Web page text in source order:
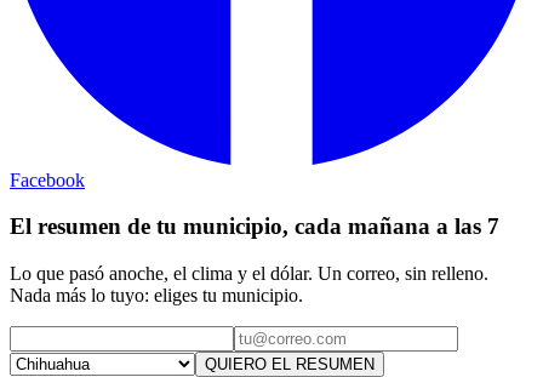
Facebook
El resumen de tu municipio, cada mañana a las 7
Lo que pasó anoche, el clima y el dólar. Un correo, sin relleno.
Nada más lo tuyo: eliges tu municipio.
QUIERO EL RESUMEN